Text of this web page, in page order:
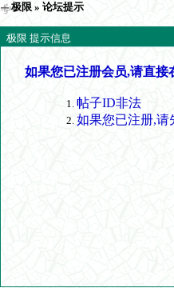
极限 » 论坛提示
极限 提示信息
如果您已注册会员,请直接
帖子ID非法
如果您已注册,请